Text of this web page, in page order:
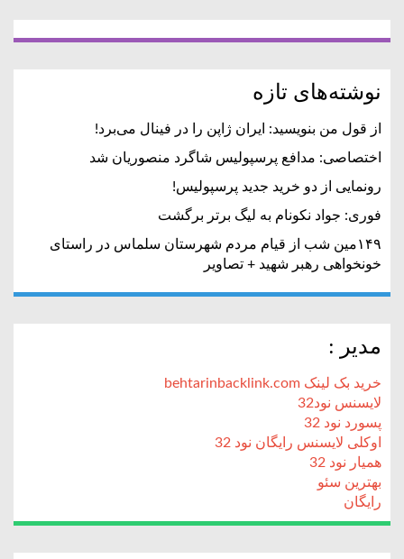
نوشته‌های تازه
از قول من بنویسید: ایران ژاپن را در فینال می‌برد!
اختصاصی: مدافع پرسپولیس شاگرد منصوریان شد
رونمایی از دو خرید جدید پرسپولیس!
فوری: جواد نکونام به لیگ برتر برگشت
۱۴۹مین شب از قیام مردم شهرستان سلماس در راستای
خونخواهی رهبر شهید + تصاویر
مدیر :
خرید بک لینک behtarinbacklink.com
لایسنس نود32
پسورد نود 32
اوکلی لایسنس رایگان نود 32
همیار نود 32
بهترین سئو
رایگان